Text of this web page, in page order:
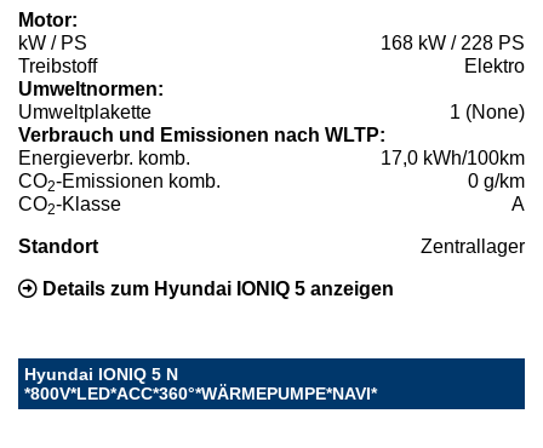
Motor:
kW / PS
168 kW / 228 PS
Treibstoff
Elektro
Umweltnormen:
Umweltplakette
1 (None)
Verbrauch und Emissionen nach WLTP:
Energieverbr. komb.
17,0 kWh/100km
CO2-Emissionen komb.
0 g/km
CO2-Klasse A
Standort Zentrallager
Details zum Hyundai IONIQ 5 anzeigen
Hyundai IONIQ 5 N
*800V*LED*ACC*360°*WÄRMEPUMPE*NAVI*